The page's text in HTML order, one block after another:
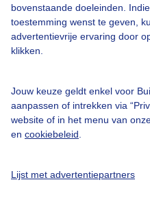
bovenstaande doeleinden.
toestemming wenst te geven,
advertentievrije ervaring door
klikken.
Jouw keuze geldt enkel voor
aanpassen of intrekken via
website of in het menu van
en cookiebeleid
Lijst met advertentiepartners
Contact
Toegankelijkheid
Buienradar Team
Privacy instellingen